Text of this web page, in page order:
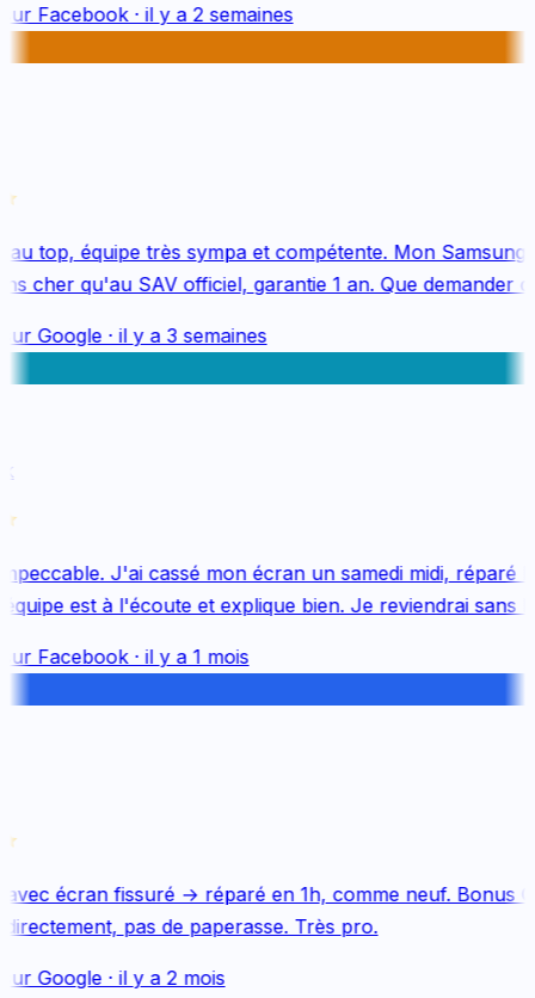
Facebook· il y a 2 semaines
top, équipe très sympa et compétente. Mon Samsung
cher qu'au SAV officiel, garantie 1 an. Que demander de
Google· il y a 3 semaines
J'ai cassé mon écran un samedi midi, réparé le
est à l'écoute et explique bien. Je reviendrai sans
Facebook· il y a 1 mois
écran fissuré → réparé en 1h, comme neuf. Bonus
pas de paperasse. Très pro.
Google· il y a 2 mois